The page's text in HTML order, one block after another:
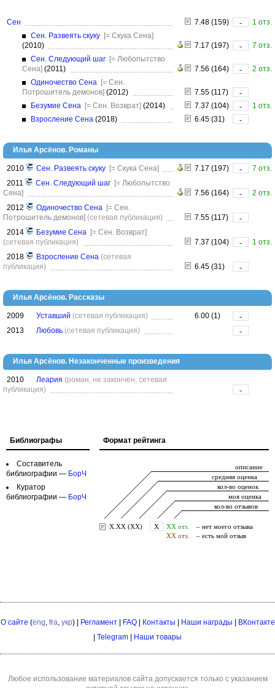
Сен 7.48 (159) -
1 отз.
Сен. Развеять скуку [= Скука Сена]
(2010)
7.17 (197) -
7 отз.
Сен. Следующий шаг [= Любопытство
Сена] (2011) 7.56 (164) -
2 отз.
Одиночество Сена [= Сен.
Потрошитель демонов] (2012) 7.55 (117)
-
Безумие Сена [= Сен. Возврат] (2014) 7.37 (104) -
1 отз.
Взросление Сена (2018) 6.45 (31) -
Илья Арсёнов. Романы
2010 Сен. Развеять скуку [= Скука Сена] 7.17 (197) -
7 отз.
2011
Сен. Следующий шаг [= Любопытство
Сена]
7.56 (164) -
2 отз.
2012
Одиночество Сена [= Сен.
Потрошитель демонов] (сетевая публикация) 7.55 (117)
-
2014
Безумие Сена [= Сен. Возврат]
(сетевая публикация)
7.37 (104) -
1 отз.
2018
Взросление Сена (сетевая
публикация)
6.45 (31) -
Илья Арсёнов. Рассказы
2009 Уставший (сетевая публикация) 6.00 (1)
-
2013
Любовь (сетевая публикация) -
Илья Арсёнов. Незаконченные произведения
2010 Леария (роман, не закончен, сетевая
публикация)
-
Формат рейтинга
Библиографы
Составитель
библиографии — БорЧ
Куратор
библиографии — БорЧ
О сайте (eng, fra, укр) | Регламент| FAQ| Контакты Наши награды
ВКонтакте
Telegram Наши товары
Любое использование материалов сайта допускается только с указанием